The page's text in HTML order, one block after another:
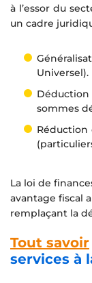
à l’essor du
un cadre
Universel).
sommes
Réduction
La loi de
avantage fiscal
remplaçant la
Tout savoir
services à